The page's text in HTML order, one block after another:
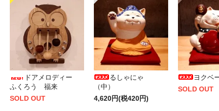
ドアメロディー
ふくろう 福来
SOLD OUT
るしゃにゃ
（中）
4,620円(税420円)
ヨクベ
SOLD OUT